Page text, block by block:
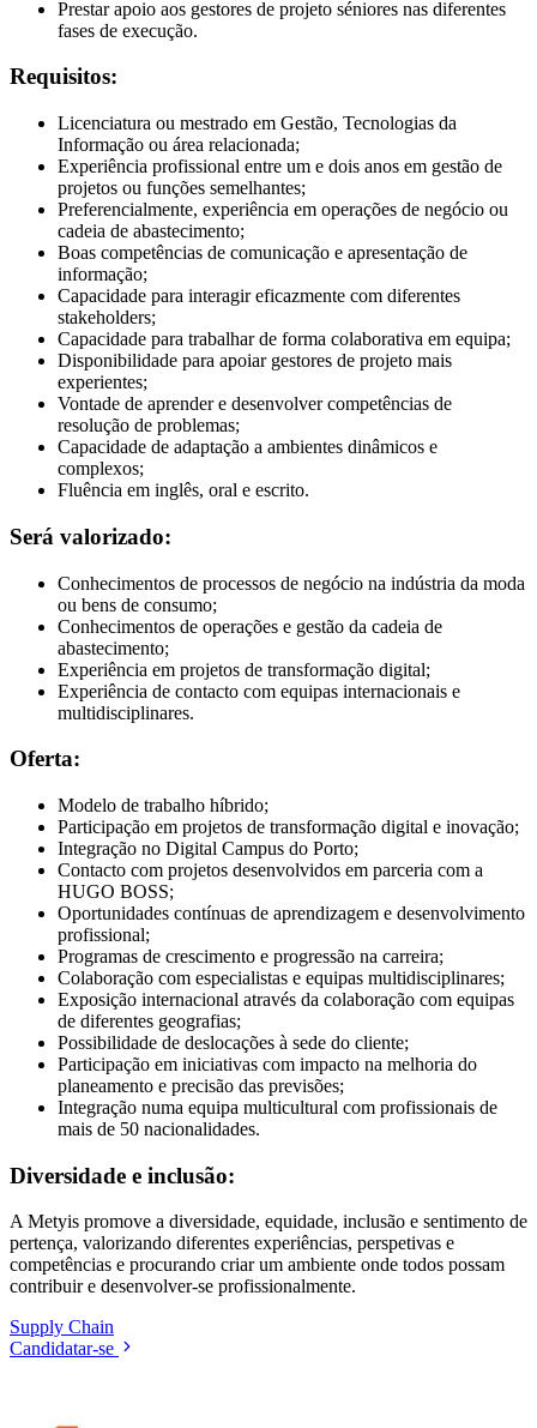
Prestar apoio aos gestores de projeto séniores nas diferentes
fases de execução.
Requisitos:
Licenciatura ou mestrado em Gestão, Tecnologias da
Informação ou área relacionada;
Experiência profissional entre um e dois anos em gestão de
projetos ou funções semelhantes;
Preferencialmente, experiência em operações de negócio ou
cadeia de abastecimento;
Boas competências de comunicação e apresentação de
informação;
Capacidade para interagir eficazmente com diferentes
stakeholders;
Capacidade para trabalhar de forma colaborativa em equipa;
Disponibilidade para apoiar gestores de projeto mais
experientes;
Vontade de aprender e desenvolver competências de
resolução de problemas;
Capacidade de adaptação a ambientes dinâmicos e
complexos;
Fluência em inglês, oral e escrito.
Será valorizado:
Conhecimentos de processos de negócio na indústria da moda
ou bens de consumo;
Conhecimentos de operações e gestão da cadeia de
abastecimento;
Experiência em projetos de transformação digital;
Experiência de contacto com equipas internacionais e
multidisciplinares.
Oferta:
Modelo de trabalho híbrido;
Participação em projetos de transformação digital e inovação;
Integração no Digital Campus do Porto;
Contacto com projetos desenvolvidos em parceria com a
HUGO BOSS;
Oportunidades contínuas de aprendizagem e desenvolvimento
profissional;
Programas de crescimento e progressão na carreira;
Colaboração com especialistas e equipas multidisciplinares;
Exposição internacional através da colaboração com equipas
de diferentes geografias;
Possibilidade de deslocações à sede do cliente;
Participação em iniciativas com impacto na melhoria do
planeamento e precisão das previsões;
Integração numa equipa multicultural com profissionais de
mais de 50 nacionalidades.
Diversidade e inclusão:
A Metyis promove a diversidade, equidade, inclusão e sentimento de
pertença, valorizando diferentes experiências, perspetivas e
competências e procurando criar um ambiente onde todos possam
contribuir e desenvolver-se profissionalmente.
Supply Chain
Candidatar-se